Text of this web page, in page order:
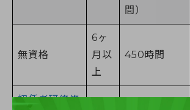
間）
無資格
6ヶ
月以
上
450時間
初任者研修修